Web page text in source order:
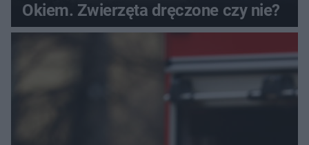
Okiem. Zwierzęta dręczone czy nie?